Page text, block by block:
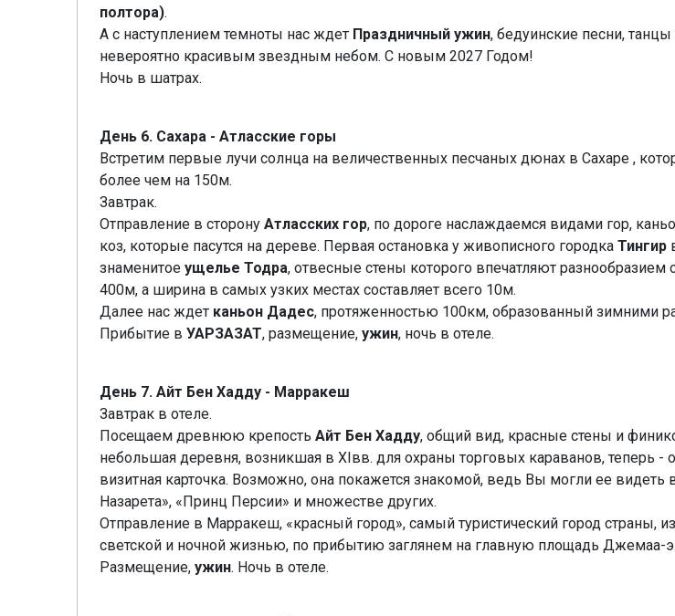
полтора).
А с наступлением темноты нас ждет Праздничный ужин, бедуинские песни,
невероятно красивым звездным небом. С новым 2027 Годом!
Ночь в шатрах.
День 6. Сахара - Атласские горы
Встретим первые лучи солнца на величественных песчаных дюнах в Сахаре ,
более чем на 150м.
Завтрак.
Отправление в сторону Атласских гор, по дороге наслаждаемся видами гор,
коз, которые пасутся на дереве. Первая остановка у живописного городка Тингир
знаменитое ущелье Тодра, отвесные стены которого впечатляют разнообразием
400м, а ширина в самых узких местах составляет всего 10м.
Далее нас ждет каньон Дадес, протяженностью 100км, образованный зимними
Прибытие в УАРЗАЗАТ, размещение, ужин, ночь в отеле.
День 7. Айт Бен Хадду - Марракеш
Завтрак в отеле.
Посещаем древнюю крепость Айт Бен Хадду, общий вид, красные стены и
небольшая деревня, возникшая в XIвв. для охраны торговых караванов, теперь
визитная карточка. Возможно, она покажется знакомой, ведь Вы могли ее
Назарета», «Принц Персии» и множестве других.
Отправление в Марракеш, «красный город», самый туристический город
светской и ночной жизнью, по прибытию заглянем на главную площадь Джемаа-
Размещение, ужин. Ночь в отеле.